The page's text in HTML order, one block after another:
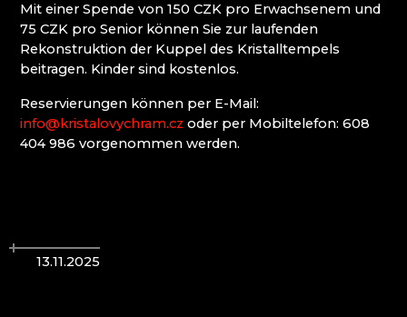
EVA EDLER GLASS ART
GLASHÜTTE JULIA
GLASHÜTTE UND BRAUEREI NOVOSAD &
HANA ŠEBKOVÁ
RATAS JUSTYNA RATASIEWICZ
RAUTIS
AG PLUS
Mit einer Spende von 150 CZK pro Erwachsenem und
75 CZK pro Senior können Sie zur laufenden
Rekonstruktion der Kuppel des Kristalltempels
beitragen. Kinder sind kostenlos.
Reservierungen können per E-Mail:
info@kristalovychram.cz oder per Mobiltelefon: 608
404 986 vorgenommen werden.
13.11.2025